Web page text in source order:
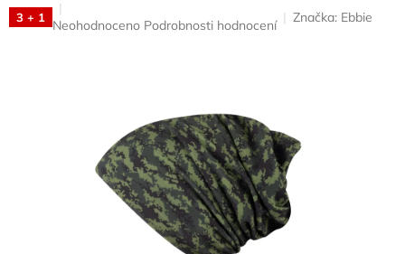
3 + 1 Průměrné
hvězdiček.
Neohodnoceno Podrobnosti hodnocení
Značka: Ebbie